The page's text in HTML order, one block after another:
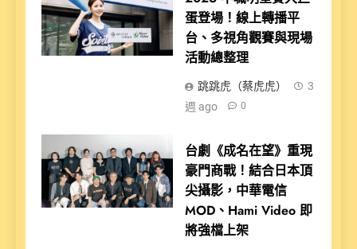
蛋登場！線上轉播平
台、多視角觀賽與現場
活動總整理
跳跳虎（蔡虎虎）
3
週 ago
0
台劇《成名在望》重現
豪門商戰！結合日本頂
尖攝影，中華電信
MOD、Hami Video 即
將強檔上架